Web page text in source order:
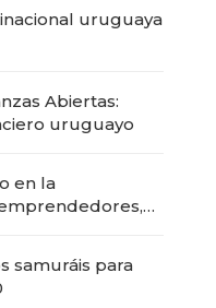
uruguaya
Abiertas:
uruguayo
en la
samuráis para